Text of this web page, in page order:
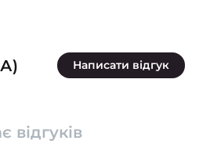
Написати відгук
відгуків